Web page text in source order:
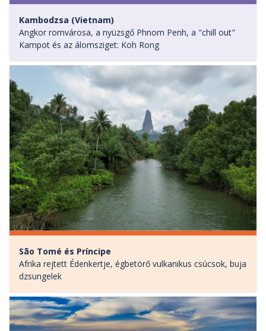
Kambodzsa (Vietnam)
Angkor romvárosa, a nyüzsgő Phnom Penh, a "chill out"
Kampot és az álomsziget: Koh Rong
São Tomé és Príncipe
Afrika rejtett Édenkertje, égbetörő vulkanikus csúcsok, buja
dzsungelek